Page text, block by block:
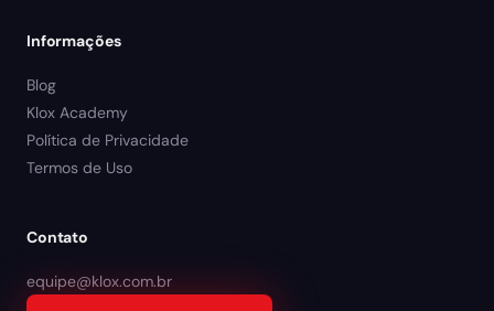
Informações
Blog
Klox Academy
Política de Privacidade
Termos de Uso
Contato
equipe@klox.com.br